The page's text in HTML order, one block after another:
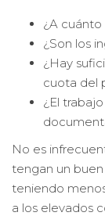
¿A
¿Son los
¿Hay
cuota del
¿El
No es
tengan un
teniendo
a los elevados